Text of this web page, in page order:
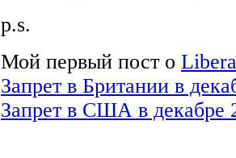
p.s.
Мой первый пост о
Запрет в Британии в
Запрет в США в декабре